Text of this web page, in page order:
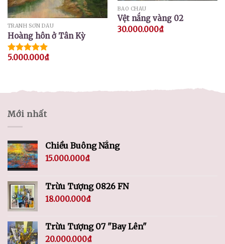
TRANH SƠN DẦU
Hoàng hôn ở Tân Kỳ
Được xếp
5.000.000₫
BẢO CHÂU
Vệt nắng vàng 02
30.000.000₫
Mới nhất
Chiều Buông Nắng
15.000.000₫
Trừu Tượng 0826 FN
18.000.000₫
Trừu Tượng 07 "Bay Lên"
20.000.000₫